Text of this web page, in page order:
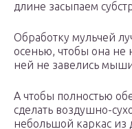
длине засыпаем
Обработку мульчей
осенью, чтобы она не
ней не завелись
А чтобы полностью
сделать воздушно-
небольшой каркас из